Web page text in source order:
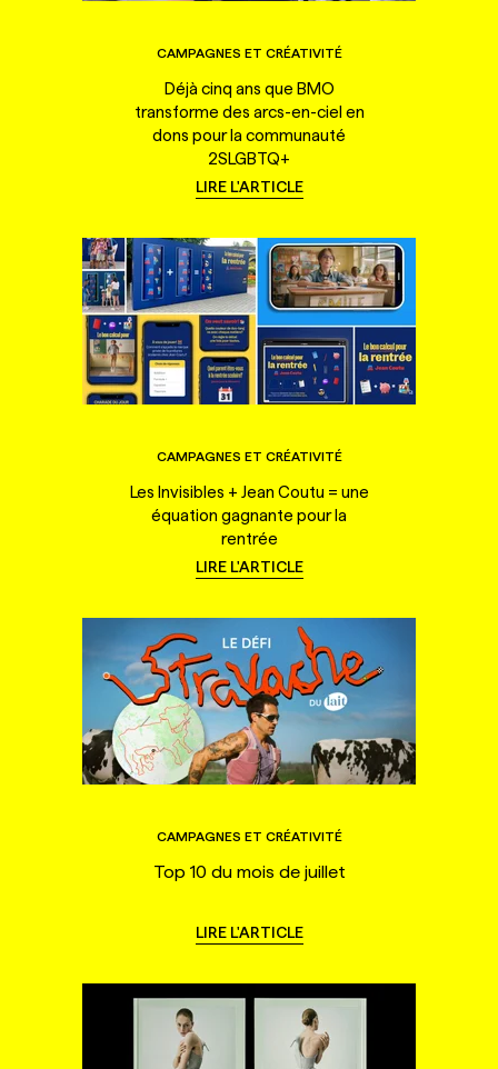
CAMPAGNES ET CRÉATIVITÉ
Déjà cinq ans que BMO
transforme des arcs-en-ciel en
dons pour la communauté
2SLGBTQ+
LIRE L'ARTICLE
CAMPAGNES ET CRÉATIVITÉ
Les Invisibles + Jean Coutu = une
équation gagnante pour la
rentrée
LIRE L'ARTICLE
CAMPAGNES ET CRÉATIVITÉ
Top 10 du mois de juillet
LIRE L'ARTICLE